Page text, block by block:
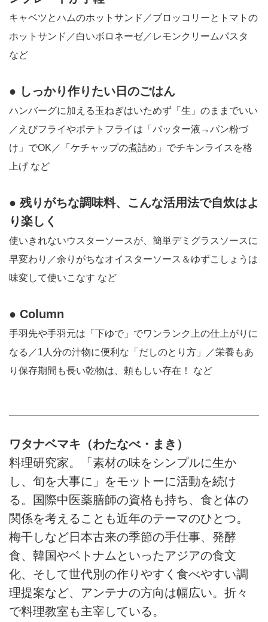
キャベツとハムのホットサンド／ブロッコリーとトマトの
ホットサンド／白いボロネーゼ／レモンクリームパスタ
など
● しっかり作りたい日のごはん
ハンバーグに加える玉ねぎはいためず「生」のままでいい
／えびフライやポテトフライは「バッター液→パン粉づ
け」でOK／「ケチャップの煮詰め」でチキンライスを格
上げ など
● 残りがちな調味料、こんな活用法で自炊はよ
り楽しく
使いきれないウスターソースが、簡単デミグラスソースに
早変わり／余りがちなオイスターソース＆ゆずこしょうは
味変して使いこなす など
● Column
手羽先や手羽元は「下ゆで」でワンランク上の仕上がりに
なる／1人分の汁物に便利な「だしのとり方」／栄養もあ
り保存期間も長い乾物は、頼もしい存在！ など
ワタナベマキ（わたなべ・まき）
料理研究家。「素材の味をシンプルに生か
し、旬を大事に」をモットーに活動を続け
る。国際中医薬膳師の資格も持ち、食と体の
関係を考えることも近年のテーマのひとつ。
梅干しなど日本古来の季節の手仕事、発酵
食、韓国やベトナムといったアジアの食文
化、そして世代別の作りやすく食べやすい調
理提案など、アンテナの方向は幅広い。折々
で料理教室も主宰している。